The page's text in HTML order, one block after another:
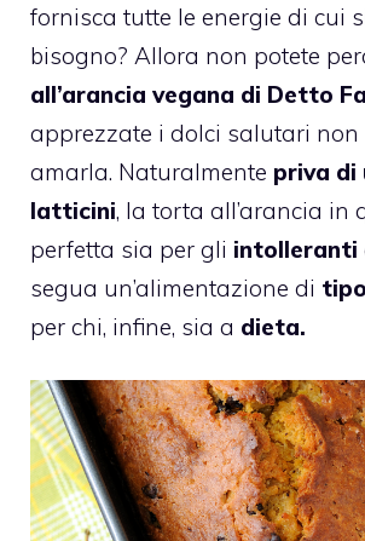
fornisca tutte le energie di cui
bisogno? Allora non potete
all’arancia vegana di Detto
apprezzate i dolci salutari non
amarla. Naturalmente priva di
latticini, la torta all’arancia in
perfetta sia per gli intolleranti
segua un’alimentazione di
per chi, infine, sia a dieta.